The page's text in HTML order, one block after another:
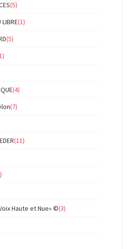
(5)
LIBRE(1)
(5)
(4)
(7)
(11)
Haute et Nue» ©(3)